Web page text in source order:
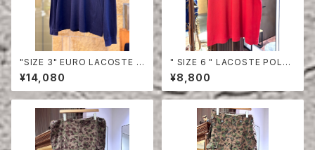
"SIZE 3" EURO LACOSTE P
OLO SHIRT LONG SLEEVE
¥14,080
" SIZE 6 " LACOSTE POLO
SHIRT RED
¥8,800